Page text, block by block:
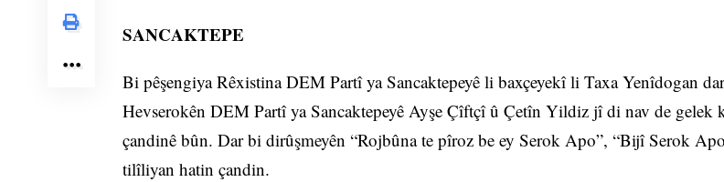
SANCAKTEPE
Bi pêşengiya Rêxistina DEM Partî ya Sancaktepeyê li baxçeyekî li Taxa Yenîdogan
Hevserokên DEM Partî ya Sancaktepeyê Ayşe Çîftçî û Çetîn Yildiz jî di nav de gelek
çandinê bûn. Dar bi dirûşmeyên “Rojbûna te pîroz be ey Serok Apo”, “Bijî Serok
tilîliyan hatin çandin.